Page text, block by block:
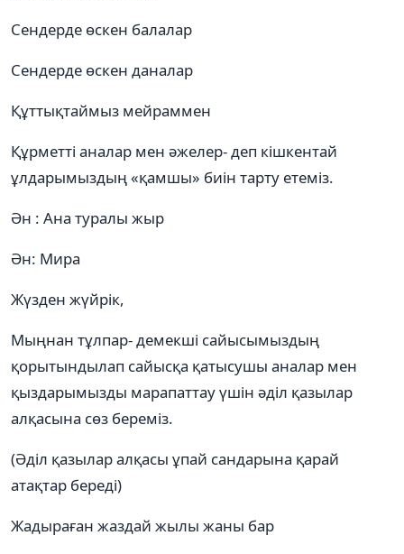
Сендерде өскен балалар
Сендерде өскен даналар
Құттықтаймыз мейраммен
Құрметті аналар мен әжелер- деп кішкентай
ұлдарымыздың «қамшы» биін тарту етеміз.
Ән : Ана туралы жыр
Ән: Мира
Жүзден жүйрік,
Мыңнан тұлпар- демекші сайысымыздың
қорытындылап сайысқа қатысушы аналар мен
қыздарымызды марапаттау үшін әділ қазылар
алқасына сөз береміз.
(Әділ қазылар алқасы ұпай сандарына қарай
атақтар береді)
Жадыраған жаздай жылы жаны бар